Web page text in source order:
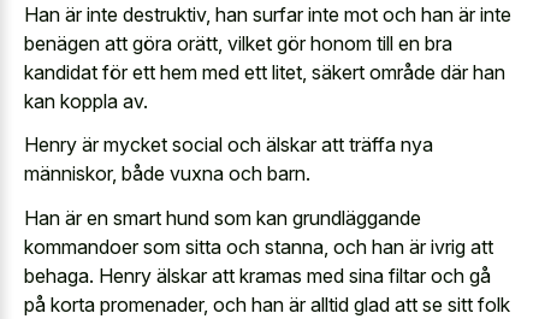
Han är inte destruktiv, han surfar inte mot och han är inte
benägen att göra orätt, vilket gör honom till en bra
kandidat för ett hem med ett litet, säkert område där han
kan koppla av.
Henry är mycket social och älskar att träffa nya
människor, både vuxna och barn.
Han är en smart hund som kan grundläggande
kommandoer som sitta och stanna, och han är ivrig att
behaga. Henry älskar att kramas med sina filtar och gå
på korta promenader, och han är alltid glad att se sitt folk